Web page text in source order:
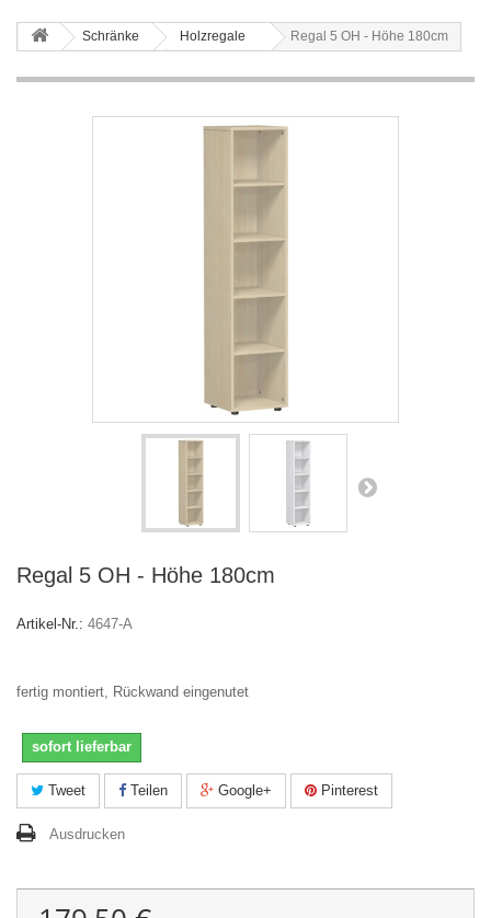
Schränke Holzregale Regal 5 OH - Höhe 180cm
Regal 5 OH - Höhe 180cm
Artikel-Nr.: 4647-A
fertig montiert, Rückwand eingenutet
sofort lieferbar
Tweet Teilen Google+ Pinterest
Ausdrucken